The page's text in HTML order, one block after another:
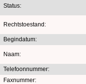
Status:
Rechtstoestand:
Begindatum:
Naam:
Telefoonnummer:
Faxnummer: